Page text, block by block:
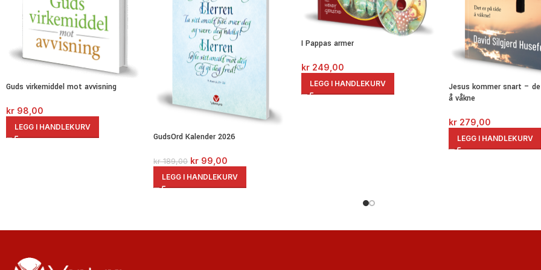
Guds virkemiddel mot avvisning
kr 98,00
LEGG I HANDLEKURV
GudsOrd Kalender 2026
kr189,00 kr 99,00
LEGG I HANDLEKURV
I Pappas armer
kr249,00
LEGG I HANDLEKURV
Jesus kommer snart –
å våkne
kr 279,00
LEGG I HANDLEKURV